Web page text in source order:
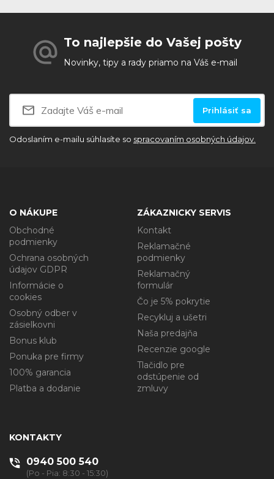
To najlepšie do Vašej pošty
Novinky, tipy a rady priamo na Váš e-mail
Prihlásiť sa
Odoslaním e-mailu súhlasíte so spracovaním osobných údajov.
O NÁKUPE
Obchodné
podmienky
Ochrana osobných
údajov GDPR
Informácie o
cookies
Osobný odber v
zásielkovni
Bonus klub
Ponuka pre firmy
100% garancia
Platba a dodanie
ZÁKAZNICKY SERVIS
Kontakt
Reklamačné
podmienky
Reklamačný
formulár
Čo je 5% pokrytie
Recykluj a ušetri
Naša predajňa
Recenzie google
Tlačidlo pre
odstúpenie od
zmluvy
KONTAKTY
0940 500 540
(Po - Pia: 8:30 - 15:30)